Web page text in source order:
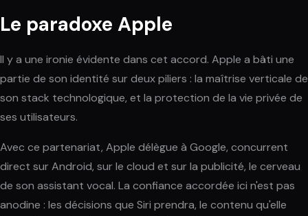
Le paradoxe Apple
Il y a une ironie évidente dans cet accord. Apple a bâti une
partie de son identité sur deux piliers : la maîtrise verticale de
son stack technologique, et la protection de la vie privée de
ses utilisateurs.
Avec ce partenariat, Apple délègue à Google, concurrent
direct sur Android, sur le cloud et sur la publicité, le cerveau
de son assistant vocal. La confiance accordée ici n'est pas
anodine : les décisions que Siri prendra, le contenu qu'elle